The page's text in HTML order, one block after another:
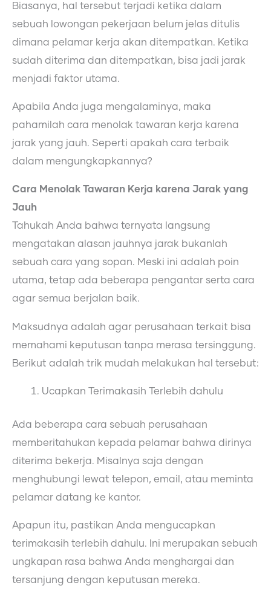
Biasanya, hal tersebut terjadi ketika dalam
sebuah lowongan pekerjaan belum jelas ditulis
dimana pelamar kerja akan ditempatkan. Ketika
sudah diterima dan ditempatkan, bisa jadi jarak
menjadi faktor utama.
Apabila Anda juga mengalaminya, maka
pahamilah cara menolak tawaran kerja karena
jarak yang jauh. Seperti apakah cara terbaik
dalam mengungkapkannya?
Cara Menolak Tawaran Kerja karena Jarak yang
Jauh
Tahukah Anda bahwa ternyata langsung
mengatakan alasan jauhnya jarak bukanlah
sebuah cara yang sopan. Meski ini adalah poin
utama, tetap ada beberapa pengantar serta cara
agar semua berjalan baik.
Maksudnya adalah agar perusahaan terkait bisa
memahami keputusan tanpa merasa tersinggung.
Berikut adalah trik mudah melakukan hal tersebut:
Ucapkan Terimakasih Terlebih dahulu
Ada beberapa cara sebuah perusahaan
memberitahukan kepada pelamar bahwa dirinya
diterima bekerja. Misalnya saja dengan
menghubungi lewat telepon, email, atau meminta
pelamar datang ke kantor.
Apapun itu, pastikan Anda mengucapkan
terimakasih terlebih dahulu. Ini merupakan sebuah
ungkapan rasa bahwa Anda menghargai dan
tersanjung dengan keputusan mereka.